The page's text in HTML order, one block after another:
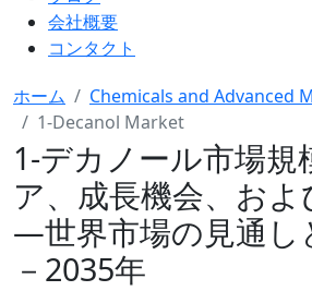
会社概要
コンタクト
ホーム
Chemicals and Advanced
1-Decanol Market
1-デカノール市場規
ア、成長機会、お
―世界市場の見通し
－2035年